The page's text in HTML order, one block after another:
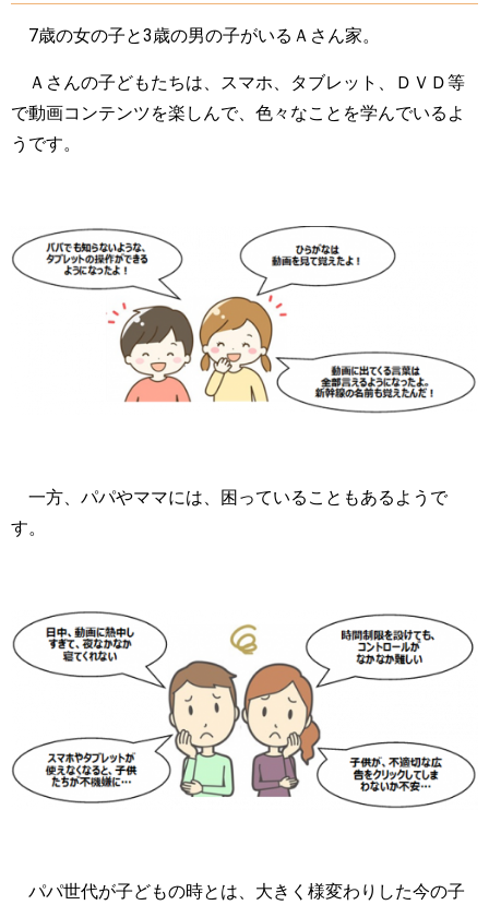
7歳の女の子と3歳の男の子がいるＡさん家。
Ａさんの子どもたちは、スマホ、タブレット、ＤＶＤ等
で動画コンテンツを楽しんで、色々なことを学んでいるよ
うです。
一方、パパやママには、困っていることもあるようで
す。
パパ世代が子どもの時とは、大きく様変わりした今の子